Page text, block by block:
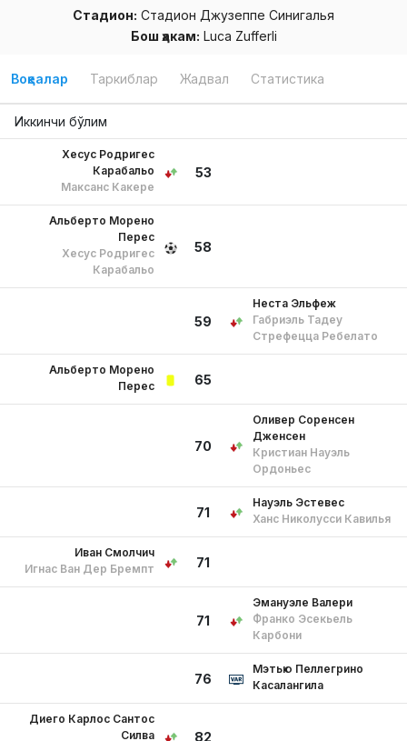
Стадион: Стадион Джузеппе Синигалья
Бош ҳакам: Luca Zufferli
Воқеалар Таркиблар Жадвал Статистика
Иккинчи бўлим
53
Хесус Родригес
Карабальо
Максанс Какере
58
Альберто Морено
Перес
Хесус Родригес
Карабальо
59
Неста Эльфеж
Габриэль Тадеу
Стрефецца Ребелато
65
Альберто Морено
Перес
70
Оливер Соренсен
Дженсен
Кристиан Науэль
Ордоньес
71
Науэль Эстевес
Ханс Николусси Кавилья
71
Иван Смолчич
Игнас Ван Дер Бремпт
71
Эмануэле Валери
Франко Эсекьель
Карбони
76
Мэтью Пеллегрино
Касалангила
82
Диего Карлос Сантос
Силва